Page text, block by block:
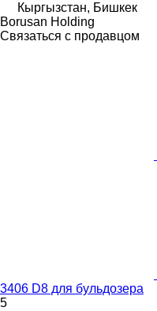
Кыргызстан, Бишкек
Borusan Holding
Связаться с продавцом
3406 D8 для бульдозера
5